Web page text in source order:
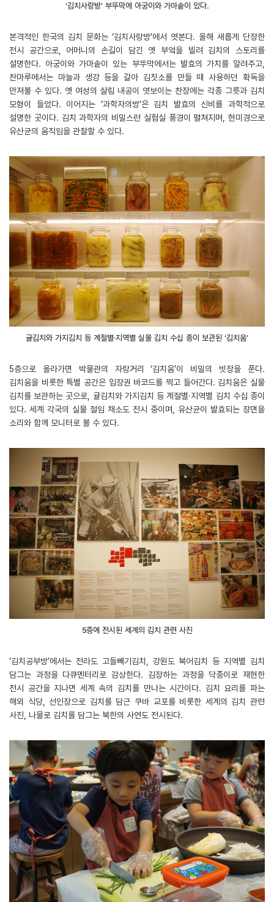
‘김치사랑방’ 부뚜막에 아궁이와 가마솥이 있다.
본격적인 한국의 김치 문화는 ‘김치사랑방’에서 엿본다. 올해 새롭게 단장한
전시 공간으로, 어머니의 손길이 담긴 옛 부엌을 빌려 김치의 스토리를
설명한다. 아궁이와 가마솥이 있는 부뚜막에서는 발효의 가치를 알려주고,
찬마루에서는 마늘과 생강 등을 갈아 김칫소를 만들 때 사용하던 확독을
만져볼 수 있다. 옛 여성의 살림 내공이 엿보이는 찬장에는 각종 그릇과 김치
모형이 들었다. 이어지는 ‘과학자의방’은 김치 발효의 신비를 과학적으로
설명한 곳이다. 김치 과학자의 비밀스런 실험실 풍경이 펼쳐지며, 현미경으로
유산균의 움직임을 관찰할 수 있다.
귤김치와 가지김치 등 계절별․지역별 실물 김치 수십 종이 보관된 ‘김치움’
5층으로 올라가면 박물관의 자랑거리 ‘김치움’이 비밀의 빗장을 푼다.
김치움을 비롯한 특별 공간은 입장권 바코드를 찍고 들어간다. 김치움은 실물
김치를 보관하는 곳으로, 귤김치와 가지김치 등 계절별․지역별 김치 수십 종이
있다. 세계 각국의 실물 절임 채소도 전시 중이며, 유산균이 발효되는 장면을
소리와 함께 모니터로 볼 수 있다.
5층에 전시된 세계의 김치 관련 사진
‘김치공부방’에서는 전라도 고들빼기김치, 강원도 북어김치 등 지역별 김치
담그는 과정을 다큐멘터리로 감상한다. 김장하는 과정을 닥종이로 재현한
전시 공간을 지나면 세계 속의 김치를 만나는 시간이다. 김치 요리를 파는
해외 식당, 선인장으로 김치를 담근 쿠바 교포를 비롯한 세계의 김치 관련
사진, 나물로 김치를 담그는 북한의 사연도 전시된다.